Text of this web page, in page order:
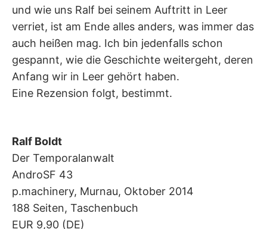
und wie uns Ralf bei seinem Auftritt in Leer
verriet, ist am Ende alles anders, was immer das
auch heißen mag. Ich bin jedenfalls schon
gespannt, wie die Geschichte weitergeht, deren
Anfang wir in Leer gehört haben.
Eine Rezension folgt, bestimmt.
Ralf Boldt
Der Temporalanwalt
AndroSF 43
p.machinery, Murnau, Oktober 2014
188 Seiten, Taschenbuch
EUR 9,90 (DE)